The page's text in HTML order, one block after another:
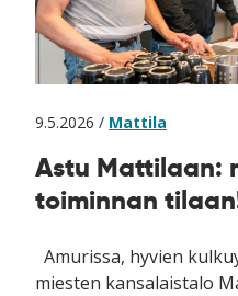
9.5.2026 / Mattila
Astu Mattilaan:
toiminnan
Amurissa, hyvien
miesten kansalaistalo